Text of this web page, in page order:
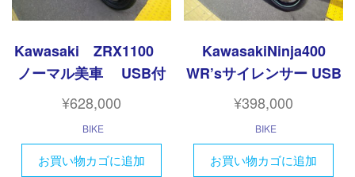
Kawasaki ZRX1100
ノーマル美車 USB付
¥628,000
BIKE
お買い物カゴに追加
KawasakiNinja400
WR’sサイレンサー USB
¥398,000
BIKE
お買い物カゴに追加